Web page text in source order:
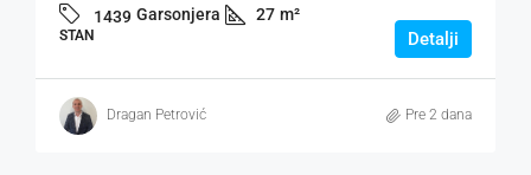
1439 Garsonjera 27 m²
STAN Detalji
Dragan Petrović Pre 2 dana